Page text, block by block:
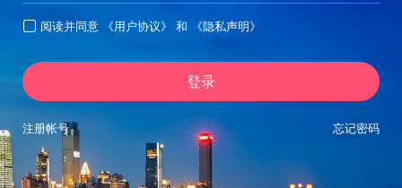
 阅读并同意 《用户协议》 和 《隐私声明》
登录
忘记密码
注册帐号